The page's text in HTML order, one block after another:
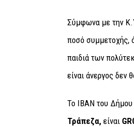
Σύμφωνα με την
ποσό συμμετοχής,
παιδιά των
είναι άνεργος δεν
Το IBAN του Δήμου
Τράπεζα, είναι